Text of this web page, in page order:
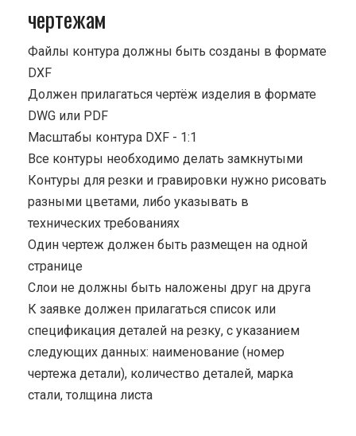
чертежам
Файлы контура должны быть созданы в формате
DXF
Должен прилагаться чертёж изделия в формате
DWG или PDF
Масштабы контура DXF - 1:1
Все контуры необходимо делать замкнутыми
Контуры для резки и гравировки нужно рисовать
разными цветами, либо указывать в
технических требованиях
Один чертеж должен быть размещен на одной
странице
Cлои не должны быть наложены друг на друга
К заявке должен прилагаться список или
спецификация деталей на резку, с указанием
следующих данных: наименование (номер
чертежа детали), количество деталей, марка
стали, толщина листа